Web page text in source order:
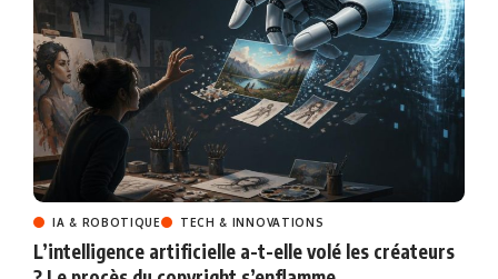
IA & ROBOTIQUE TECH & INNOVATIONS
L’intelligence artificielle a-t-elle volé les créateurs